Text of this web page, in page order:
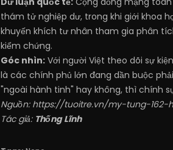
thám tử nghiệp dư, trong khi giới khoa
khuyến khích tư nhân tham gia phân
kiểm chứng.
Góc nhìn: Với người Việt theo dõi sự
là các chính phủ lớn đang dần buộc
"ngoài hành tinh" hay không, thì chính
Nguồn: https://tuoitre.vn/my-tung-162-
Tác giả: Thống Lĩnh